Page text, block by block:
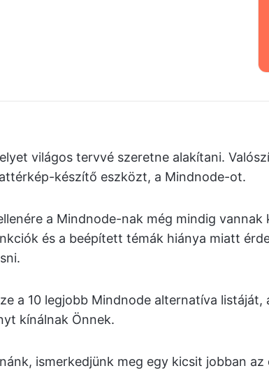
világos tervvé szeretne alakítani.
készítő eszközt, a Mindnode-ot.
a Mindnode-nak még mindig vannak
és a beépített témák hiánya miatt
a 10 legjobb Mindnode alternatíva listáját,
kínálnak Önnek.
ismerkedjünk meg egy kicsit jobban az